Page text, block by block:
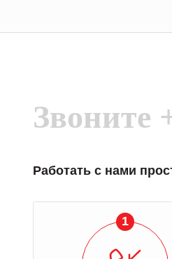
Звоните
Работать с нами
1